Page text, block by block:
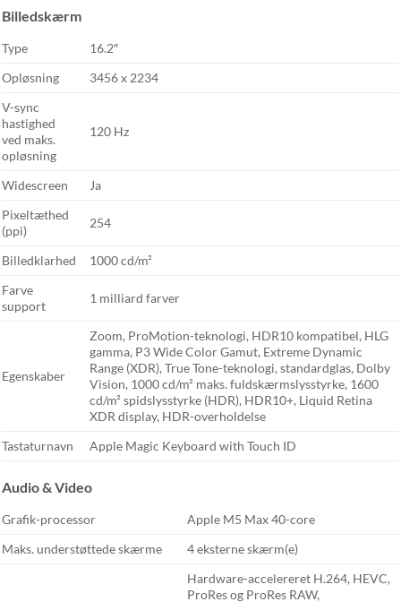
Billedskærm
Type
16.2″
Opløsning
3456 x 2234
V-sync
hastighed
ved maks.
opløsning
120 Hz
Widescreen
Ja
Pixeltæthed
(ppi)
254
Billedklarhed
1000 cd/m²
Farve
support
1 milliard farver
Egenskaber
Zoom, ProMotion-teknologi, HDR10 kompatibel, HLG
gamma, P3 Wide Color Gamut, Extreme Dynamic
Range (XDR), True Tone-teknologi, standardglas, Dolby
Vision, 1000 cd/m² maks. fuldskærmslysstyrke, 1600
cd/m² spidslysstyrke (HDR), HDR10+, Liquid Retina
XDR display, HDR-overholdelse
Tastaturnavn
Apple Magic Keyboard with Touch ID
Audio & Video
Grafik-processor
Apple M5 Max 40-core
Maks. understøttede skærme
4 eksterne skærm(e)
Hardware-accelereret H.264, HEVC,
ProRes og ProRes RAW,